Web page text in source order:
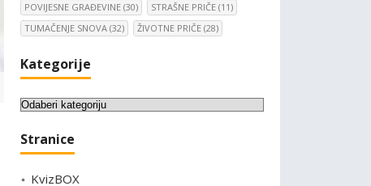
POVIJESNE GRAĐEVINE (30) STRAŠNE PRIČE (11)
TUMAČENJE SNOVA (32) ŽIVOTNE PRIČE (28)
Kategorije
K
t
g
Stranice
KvizBOX